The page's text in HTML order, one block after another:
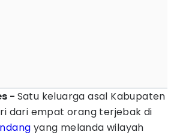
- Satu keluarga asal Kabupaten
dari empat orang terjebak di
yang melanda wilayah